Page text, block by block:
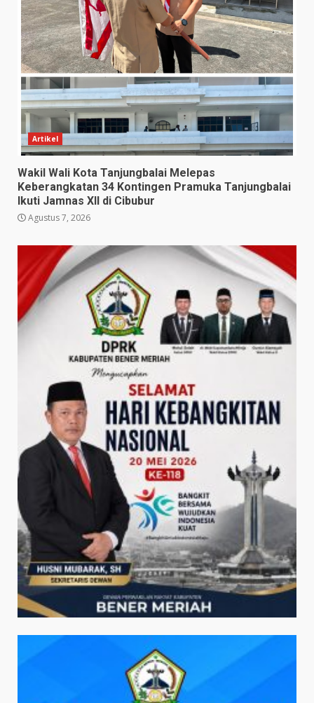
Artikel
Wakil Wali Kota Tanjungbalai Melepas
Keberangkatan 34 Kontingen Pramuka Tanjungbalai
Ikuti Jamnas XII di Cibubur
Agustus 7, 2026